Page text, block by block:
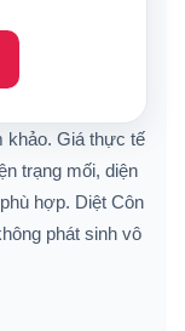
khảo. Giá thực tế
trạng mối, diện
hợp. Diệt Côn
phát sinh vô